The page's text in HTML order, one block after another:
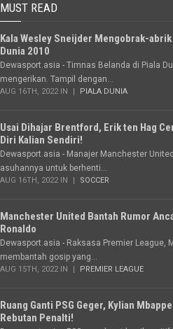
MUST READ
Kala Wesley Sneijder Mengobrak-
Dunia 2010
Dewasport.asia - Timnas Belanda di Piala
mengerikan. Tampil dengan...
AUG 16TH, 2022 IN PIALA DUNIA
Usai Dihajar Brentford, Erik ten Hag
Diri Kalian Sendiri!
Dewasport.asia - Manajer Manchester
asuhannya untuk berhenti...
AUG 16TH, 2022 IN SOCCER
Manchester United Bantah Rumor
Ronaldo
Dewasport.asia - Raksasa Premier League,
membantah gosip yang...
AUG 15TH, 2022 IN PREMIER LEAGUE
Ruang Ganti PSG Geger, Kylian
Rebutan Penalti!